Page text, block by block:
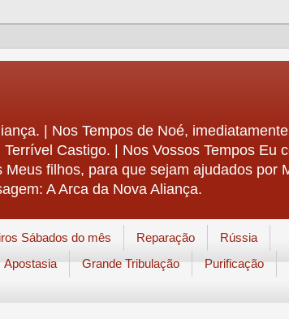
| Nos Tempos de Noé,
Castigo. | Nos Vossos Tempos Eu
filhos, para que sejam ajudados por
A Arca da Nova Aliança.
Sábados do mês Reparação
Rússia
Apostasia Grande Tribulação Purificação